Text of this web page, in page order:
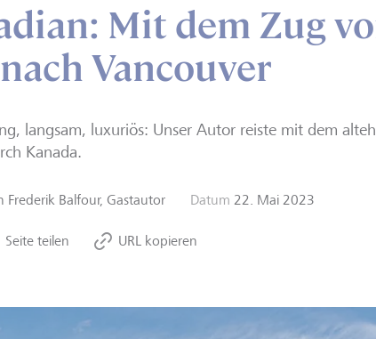
Mit dem Zug
Vancouver
langsam, luxuriös: Unser Autor reiste mit dem
Kanada.
Frederik Balfour, Gastautor Datum 22. Mai 2023
Seite teilen URL kopieren